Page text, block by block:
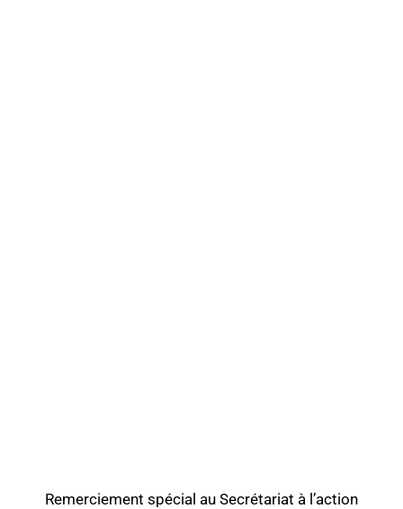
Remerciement spécial au Secrétariat à l’action